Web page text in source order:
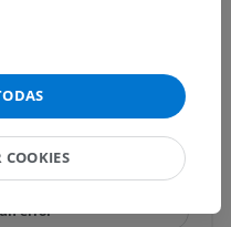
traducción o
error